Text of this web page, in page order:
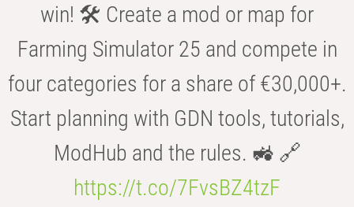
win! 🛠️ Create a mod or map for
Farming Simulator 25 and compete in
four categories for a share of €30,000+.
Start planning with GDN tools, tutorials,
ModHub and the rules. 🚜 🔗
https://t.co/7FvsBZ4tzF